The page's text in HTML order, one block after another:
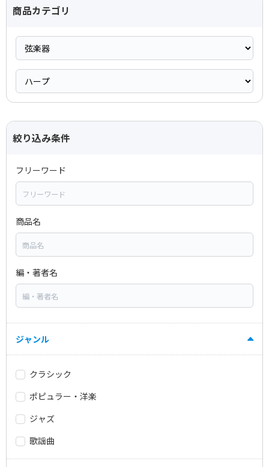
商品カテゴリ
絞り込み条件
フリーワード
商品名
編・著者名
ジャンル
クラシック
ポピュラー・洋楽
ジャズ
歌謡曲